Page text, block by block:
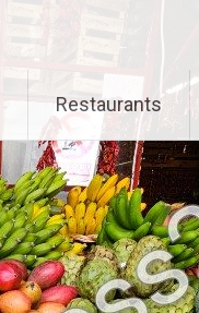
Restaurants